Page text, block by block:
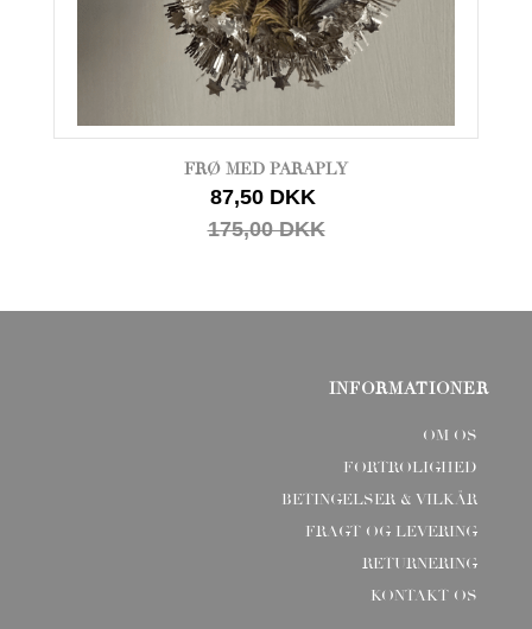
FRØ MED PARAPLY
87,50 DKK
175,00 DKK
INFORMATIONER
OM OS
FORTROLIGHED
BETINGELSER & VILKÅR
FRAGT OG LEVERING
RETURNERING
KONTAKT OS